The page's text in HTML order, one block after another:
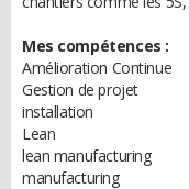
Mes compétences :
Amélioration Continue
Gestion de projet
installation
Lean
lean manufacturing
manufacturing